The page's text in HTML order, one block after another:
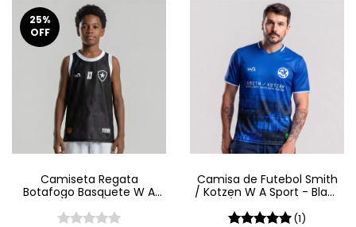
25%
OFF
Camiseta Regata
Botafogo Basquete W A
Camisa de Futebol Smith
/ Kotzen W A Sport - Black
(1)